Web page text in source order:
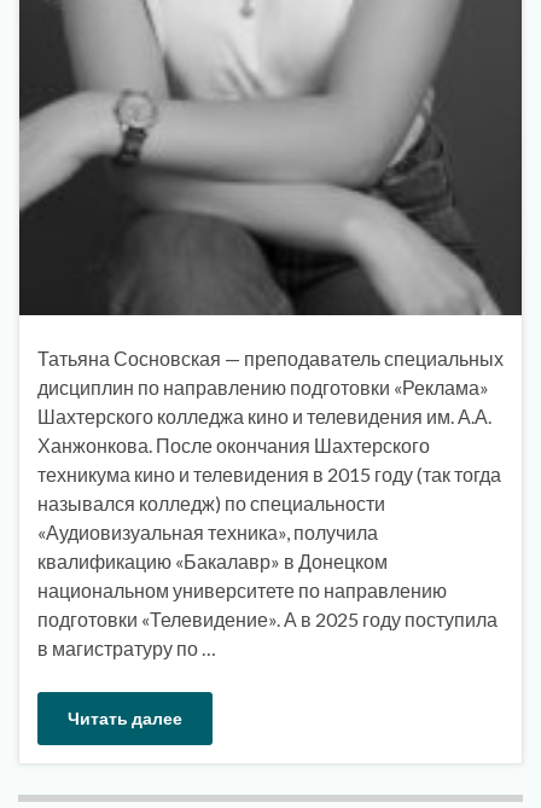
Татьяна Сосновская — преподаватель специальных
дисциплин по направлению подготовки «Реклама»
Шахтерского колледжа кино и телевидения им. А.А.
Ханжонкова. После окончания Шахтерского
техникума кино и телевидения в 2015 году (так тогда
назывался колледж) по специальности
«Аудиовизуальная техника», получила
квалификацию «Бакалавр» в Донецком
национальном университете по направлению
подготовки «Телевидение». А в 2025 году поступила
в магистратуру по …
Читать далее